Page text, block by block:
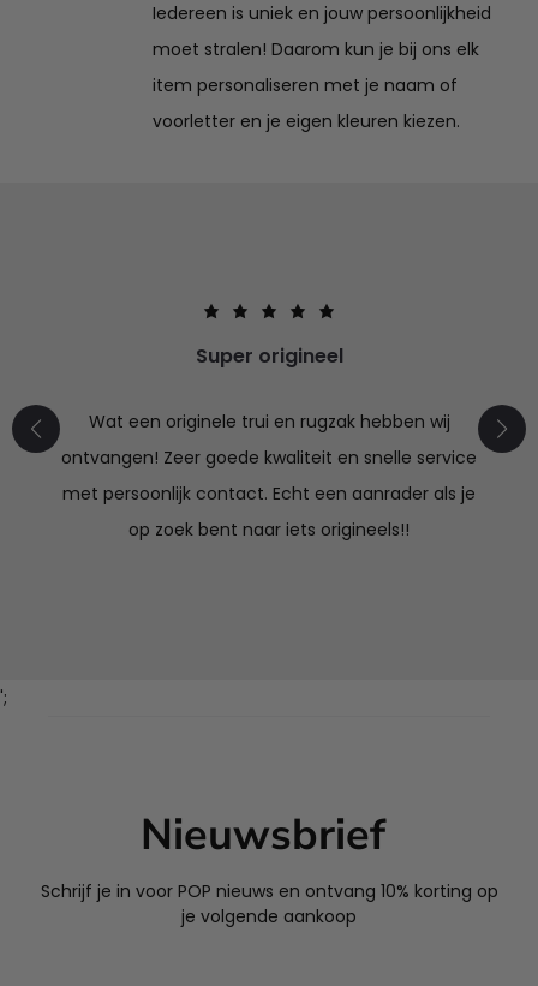
Iedereen is uniek en jouw persoonlijkheid
moet stralen! Daarom kun je bij ons elk
item personaliseren met je naam of
voorletter en je eigen kleuren kiezen.
Super origineel
Wat een originele trui en rugzak hebben wij
ontvangen! Zeer goede kwaliteit en snelle service
met persoonlijk contact. Echt een aanrader als je
op zoek bent naar iets origineels!!
';
Nieuwsbrief
Schrijf je in voor POP nieuws en ontvang 10% korting op
je volgende aankoop